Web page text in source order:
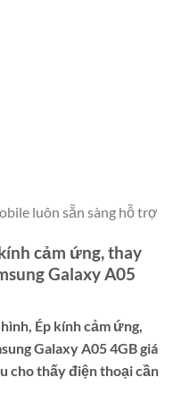
luôn sẵn sàng hỗ trợ
cảm ứng, thay
Galaxy A05
Ép kính cảm ứng,
Galaxy A05 4GB giá
cho thấy điện thoại cần